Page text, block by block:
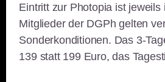
Eintritt zur Photopia ist jeweils
Mitglieder der DGPh gelten
Sonderkonditionen. Das 3-
139 statt 199 Euro, das